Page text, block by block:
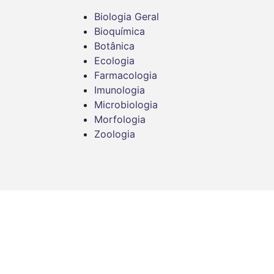
Biologia Geral
Bioquímica
Botânica
Ecologia
Farmacologia
Imunologia
Microbiologia
Morfologia
Zoologia